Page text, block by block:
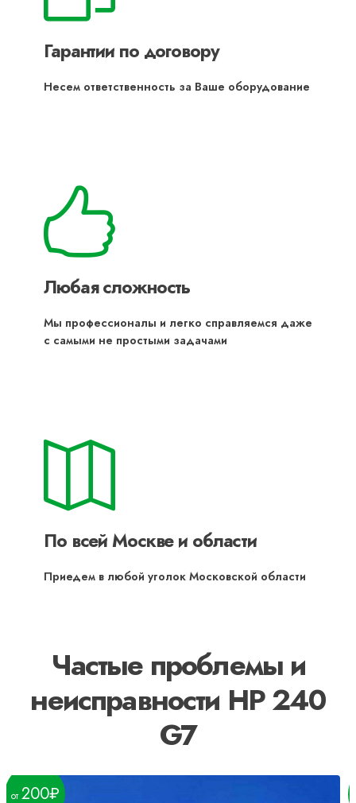
Гарантии по договору
Несем ответственность за Ваше оборудование
Любая сложность
Мы профессионалы и легко справляемся даже
с самыми не простыми задачами
По всей Москве и области
Приедем в любой уголок Московской области
Частые проблемы и
неисправности HP 240
G7
200